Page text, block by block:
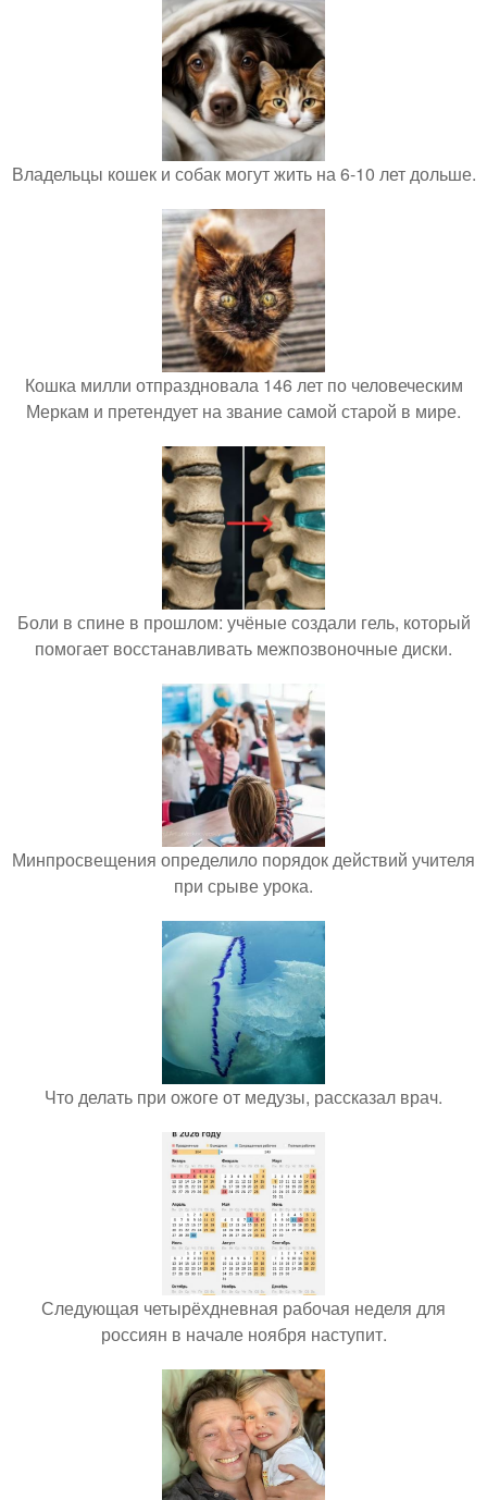
Владельцы кошек и собак могут жить на 6-10 лет дольше.
Кошка милли отпраздновала 146 лет по человеческим
Меркам и претендует на звание самой старой в мире.
Боли в спине в прошлом: учёные создали гель, который
помогает восстанавливать межпозвоночные диски.
Минпросвещения определило порядок действий учителя
при срыве урока.
Что делать при ожоге от медузы, рассказал врач.
Следующая четырёхдневная рабочая неделя для
россиян в начале ноября наступит.